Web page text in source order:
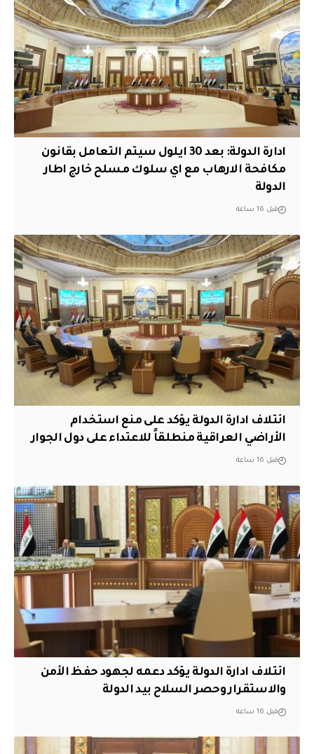
ادارة الدولة: بعد 30 ايلول سيتم التعامل بقانون
مكافحة الارهاب مع اي سلوك مسلح خارج اطار
الدولة
قبل 16 ساعة
ائتلاف ادارة الدولة يؤكد على منع استخدام
الأراضي العراقية منطلقاً للاعتداء على دول الجوار
قبل 16 ساعة
ائتلاف ادارة الدولة يؤكد دعمه لجهود حفظ الأمن
والاستقرار وحصر السلاح بيد الدولة
قبل 16 ساعة